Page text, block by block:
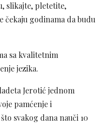
slikajte, pletetite,
čekaju godinama da budu
sa kvalitetnim
jezika.
Jerotić jednom
pamćenje i
svakog dana nauči 10